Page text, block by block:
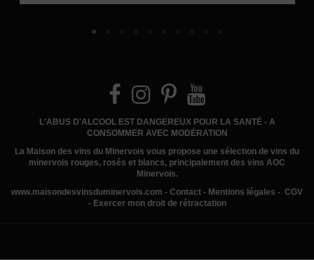
L'ABUS D'ALCOOL EST DANGEREUX POUR LA SANTÉ - A
CONSOMMER AVEC MODÉRATION
La Maison des vins du Minervois vous propose une sélection de vins du
minervois rouges, rosés et blancs, principalement des vins AOC
Minervois.
www.maisondesvinsduminervois.com - Contact - Mentions légales - CGV
- Exercer mon droit de rétractation